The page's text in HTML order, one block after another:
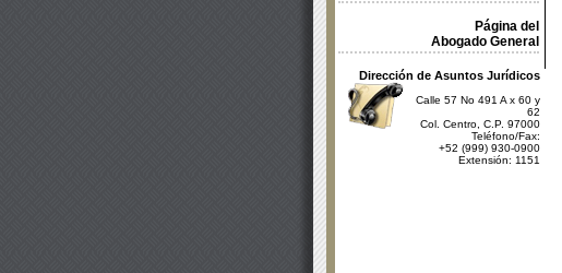
Página del
Abogado General
Dirección de Asuntos Jurídicos
Calle 57 No 491 A x 60 y
62
Col. Centro, C.P. 97000
Teléfono/Fax:
+52 (999) 930-0900
Extensión: 1151